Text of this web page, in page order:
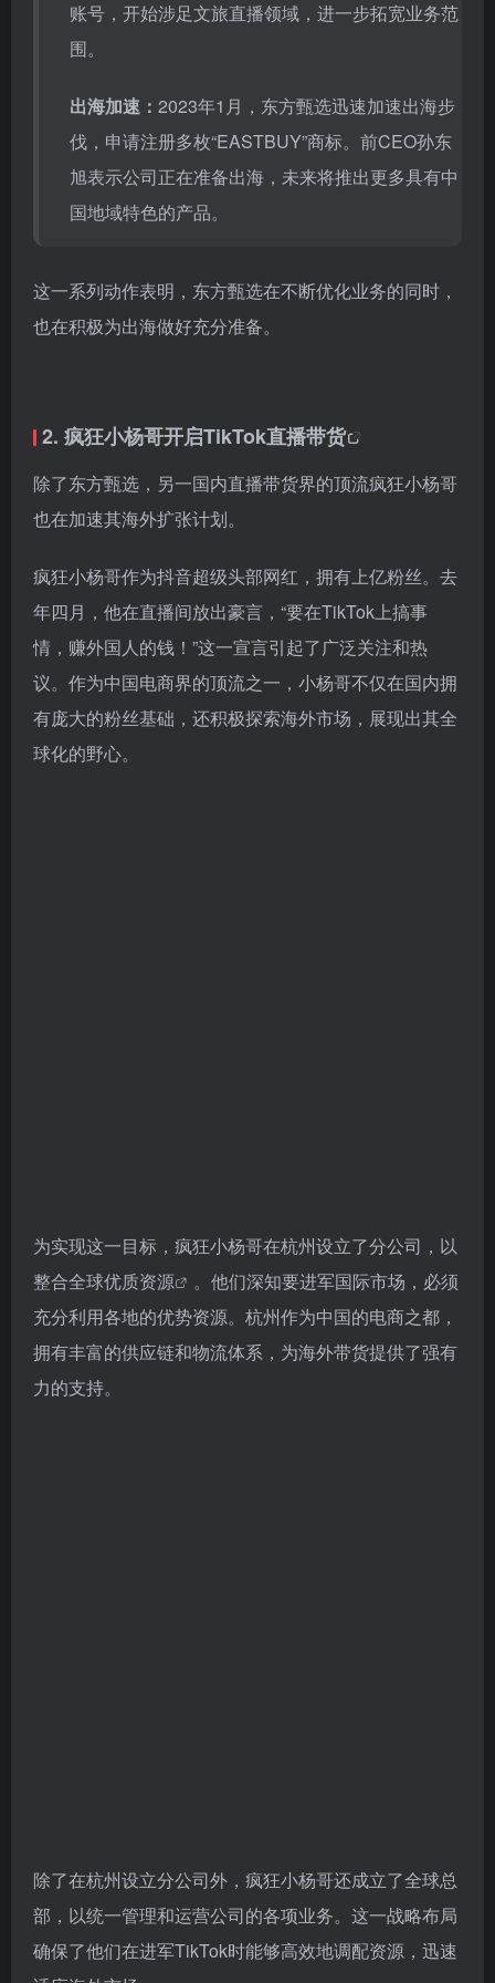
账号，开始涉足文旅直播领域，进一步拓宽业务范
围。
出海加速： 2023年1月，东方甄选迅速加速出海步
伐，申请注册多枚“EASTBUY”商标。前CEO孙东
旭表示公司正在准备出海，未来将推出更多具有中
国地域特色的产品。
这一系列动作表明，东方甄选在不断优化业务的同时，
也在积极为出海做好充分准备。
2. 疯狂小杨哥开启TikTok直播带货
除了东方甄选，另一国内直播带货界的顶流疯狂小杨哥
也在加速其海外扩张计划。
疯狂小杨哥作为抖音超级头部网红，拥有上亿粉丝。去
年四月，他在直播间放出豪言，“要在TikTok上搞事
情，赚外国人的钱！”这一宣言引起了广泛关注和热
议。作为中国电商界的顶流之一，小杨哥不仅在国内拥
有庞大的粉丝基础，还积极探索海外市场，展现出其全
球化的野心。
为实现这一目标，疯狂小杨哥在杭州设立了分公司，以
整合全球优质资源
。他们深知要进军国际市场，必须
充分利用各地的优势资源。杭州作为中国的电商之都，
拥有丰富的供应链和物流体系，为海外带货提供了强有
力的支持。
除了在杭州设立分公司外，疯狂小杨哥还成立了全球总
部，以统一管理和运营公司的各项业务。这一战略布局
确保了他们在进军TikTok时能够高效地调配资源，迅速